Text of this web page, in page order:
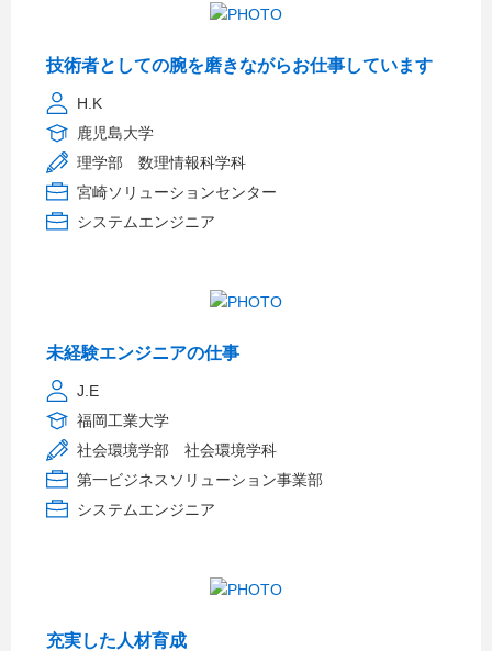
技術者としての腕を磨きながらお仕事しています
H.K
鹿児島大学
理学部 数理情報科学科
宮崎ソリューションセンター
システムエンジニア
未経験エンジニアの仕事
J.E
福岡工業大学
社会環境学部 社会環境学科
第一ビジネスソリューション事業部
システムエンジニア
充実した人材育成